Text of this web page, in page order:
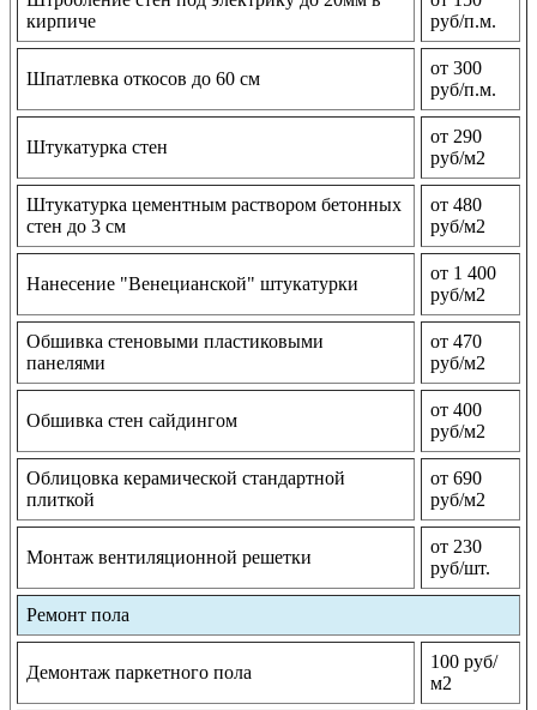
кирпиче
руб/п.м.
Шпатлевка откосов до 60 см
от 300
руб/п.м.
Штукатурка стен
от 290
руб/м2
Штукатурка цементным раствором бетонных
стен до 3 см
от 480
руб/м2
Нанесение "Венецианской" штукатурки
от 1 400
руб/м2
Обшивка стеновыми пластиковыми
панелями
от 470
руб/м2
Обшивка стен сайдингом
от 400
руб/м2
Облицовка керамической стандартной
плиткой
от 690
руб/м2
Монтаж вентиляционной решетки
от 230
руб/шт.
Ремонт пола
Демонтаж паркетного пола
100 руб/
м2